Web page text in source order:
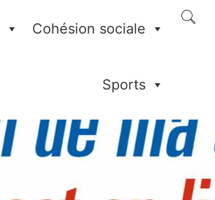
Cohésion sociale
Sports